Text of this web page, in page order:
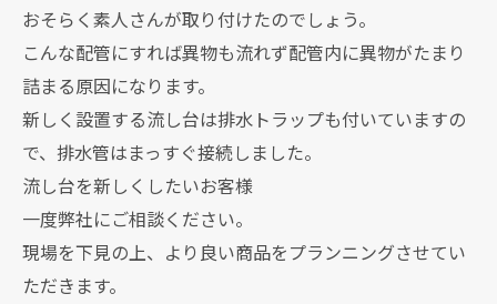
おそらく素人さんが取り付けたのでしょう。
こんな配管にすれば異物も流れず配管内に異物がたまり
詰まる原因になります。
新しく設置する流し台は排水トラップも付いていますの
で、排水管はまっすぐ接続しました。
流し台を新しくしたいお客様
一度弊社にご相談ください。
現場を下見の上、より良い商品をプランニングさせてい
ただきます。